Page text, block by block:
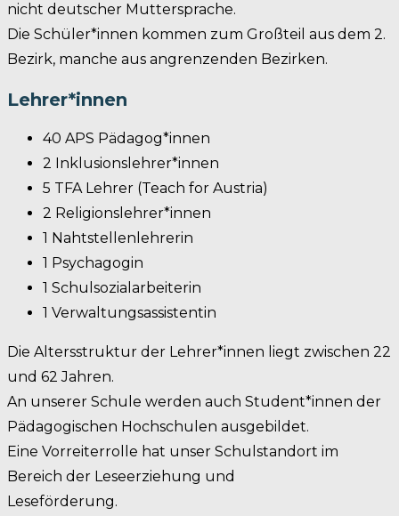
nicht deutscher Muttersprache.
Die Schüler*innen kommen zum Großteil aus dem 2.
Bezirk, manche aus angrenzenden Bezirken.
Lehrer*innen
40 APS Pädagog*innen
2 Inklusionslehrer*innen
5 TFA Lehrer (Teach for Austria)
2 Religionslehrer*innen
1 Nahtstellenlehrerin
1 Psychagogin
1 Schulsozialarbeiterin
1 Verwaltungsassistentin
Die Altersstruktur der Lehrer*innen liegt zwischen 22
und 62 Jahren.
An unserer Schule werden auch Student*innen der
Pädagogischen Hochschulen ausgebildet.
Eine Vorreiterrolle hat unser Schulstandort im
Bereich der Leseerziehung und
Leseförderung.